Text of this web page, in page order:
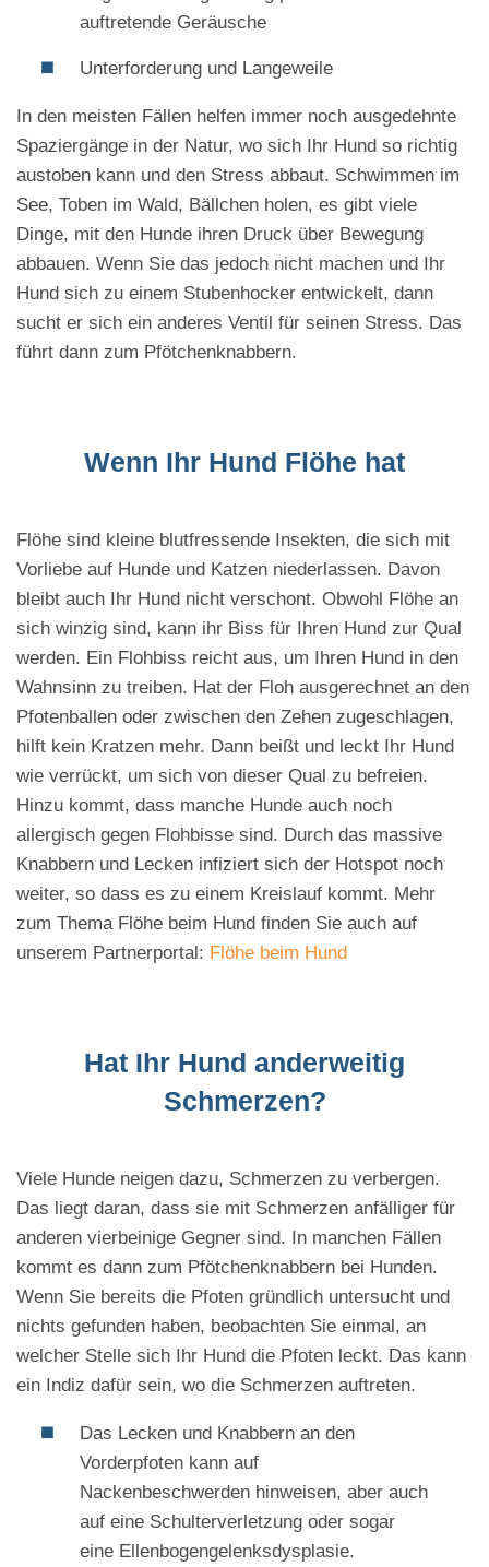
auftretende Geräusche
Unterforderung und Langeweile
In den meisten Fällen helfen immer noch ausgedehnte
Spaziergänge in der Natur, wo sich Ihr Hund so richtig
austoben kann und den Stress abbaut. Schwimmen im
See, Toben im Wald, Bällchen holen, es gibt viele
Dinge, mit den Hunde ihren Druck über Bewegung
abbauen. Wenn Sie das jedoch nicht machen und Ihr
Hund sich zu einem Stubenhocker entwickelt, dann
sucht er sich ein anderes Ventil für seinen Stress. Das
führt dann zum Pfötchenknabbern.
Wenn Ihr Hund Flöhe hat
Flöhe sind kleine blutfressende Insekten, die sich mit
Vorliebe auf Hunde und Katzen niederlassen. Davon
bleibt auch Ihr Hund nicht verschont. Obwohl Flöhe an
sich winzig sind, kann ihr Biss für Ihren Hund zur Qual
werden. Ein Flohbiss reicht aus, um Ihren Hund in den
Wahnsinn zu treiben. Hat der Floh ausgerechnet an den
Pfotenballen oder zwischen den Zehen zugeschlagen,
hilft kein Kratzen mehr. Dann beißt und leckt Ihr Hund
wie verrückt, um sich von dieser Qual zu befreien.
Hinzu kommt, dass manche Hunde auch noch
allergisch gegen Flohbisse sind. Durch das massive
Knabbern und Lecken infiziert sich der Hotspot noch
weiter, so dass es zu einem Kreislauf kommt. Mehr
zum Thema Flöhe beim Hund finden Sie auch auf
unserem Partnerportal: Flöhe beim Hund
Hat Ihr Hund anderweitig
Schmerzen?
Viele Hunde neigen dazu, Schmerzen zu verbergen.
Das liegt daran, dass sie mit Schmerzen anfälliger für
anderen vierbeinige Gegner sind. In manchen Fällen
kommt es dann zum Pfötchenknabbern bei Hunden.
Wenn Sie bereits die Pfoten gründlich untersucht und
nichts gefunden haben, beobachten Sie einmal, an
welcher Stelle sich Ihr Hund die Pfoten leckt. Das kann
ein Indiz dafür sein, wo die Schmerzen auftreten.
Das Lecken und Knabbern an den
Vorderpfoten kann auf
Nackenbeschwerden hinweisen, aber auch
auf eine Schulterverletzung oder sogar
eine Ellenbogengelenksdysplasie.